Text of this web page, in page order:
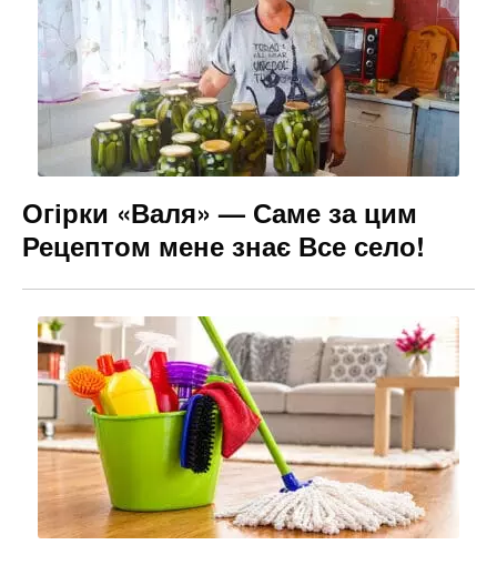
Огірки «Валя» — Саме за цим
Рецептом мене знає Все село!